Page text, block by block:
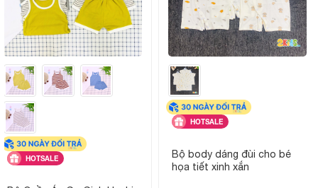
HOTSALE
HOTSALE
Bộ body dáng đùi cho bé
họa tiết xinh xắn